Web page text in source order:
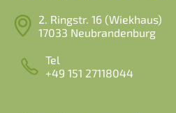
2. Ringstr. 16 (Wiekhaus)
17033 Neubrandenburg
Tel
+49 151 27118044